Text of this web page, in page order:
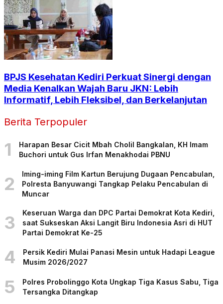
BPJS Kesehatan Kediri Perkuat Sinergi dengan
Media Kenalkan Wajah Baru JKN: Lebih
Informatif, Lebih Fleksibel, dan Berkelanjutan
Berita Terpopuler
1
Harapan Besar Cicit Mbah Cholil Bangkalan, KH Imam
Buchori untuk Gus Irfan Menakhodai PBNU
2
Iming-iming Film Kartun Berujung Dugaan Pencabulan,
Polresta Banyuwangi Tangkap Pelaku Pencabulan di
Muncar
3
Keseruan Warga dan DPC Partai Demokrat Kota Kediri,
saat Sukseskan Aksi Langit Biru Indonesia Asri di HUT
Partai Demokrat Ke-25
4
Persik Kediri Mulai Panasi Mesin untuk Hadapi League
Musim 2026/2027
5
Polres Probolinggo Kota Ungkap Tiga Kasus Sabu, Tiga
Tersangka Ditangkap